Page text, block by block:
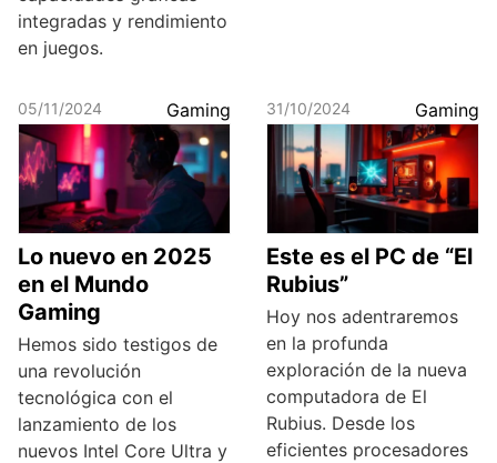
integradas y rendimiento
en juegos.
05/11/2024 Gaming
Lo nuevo en 2025
en el Mundo
Gaming
Hemos sido testigos de
una revolución
tecnológica con el
lanzamiento de los
nuevos Intel Core Ultra y
31/10/2024 Gaming
Este es el PC de “El
Rubius”
Hoy nos adentraremos
en la profunda
exploración de la nueva
computadora de El
Rubius. Desde los
eficientes procesadores